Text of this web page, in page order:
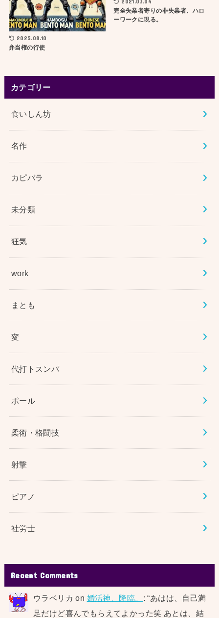
2025.08.10
弁当権の行使
完全失業者寄りの非失業者、ハロ
ーワークに現る。
カテゴリー
食いしん坊
名作
カピバラ
未分類
狂気
work
まとも
変
代打トスンパ
ポール
柔術・格闘技
射撃
ピアノ
社労士
Recent Comments
ウラベリカ on 婚活神、降臨。 : “あはは、自己満
足だけど喜んでもらえてよかった笑 あとは、結